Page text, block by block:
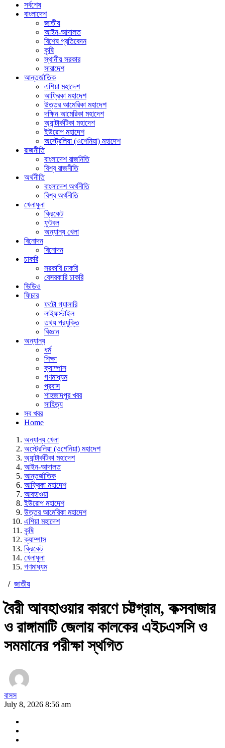
সর্বশেষ
বাংলাদেশ
জাতীয়
আইন-আদালত
বিশেষ প্রতিবেদন
কৃষি
স্থানীয় সরকার
সারাদেশ
আন্তর্জাতিক
এশিয়া মহাদেশ
আফ্রিকা মহাদেশ
উত্তর আমেরিকা মহাদেশ
দক্ষিন আমেরিকা মহাদেশ
অ্যান্টার্কটিকা মহাদেশ
ইউরোপ মহাদেশ
অস্ট্রেলিয়া (ওশেনিয়া) মহাদেশ
রাজনীতি
বাংলাদেশ রাজনিতি
বিশ্ব রাজনীতি
অর্থনীতি
বাংলাদেশ অর্থনীতি
বিশ্ব অর্থনীতি
খেলাধুলা
ক্রিকেট
ফুটবল
অন্যান্য খেলা
বিনোদন
বিনোদন
চাকরি
সরকারি চাকরি
বেসরকারি চাকরি
ভিডিও
ফিচার
ফটো গ্যালারি
লাইফস্টাইল
তথ্য প্রযুক্তি
বিজ্ঞান
অন্যান্য
ধর্ম
শিক্ষা
ক্যাম্পাস
গণমাধ্যম
প্রবাস
শাহজাদপুর খবর
সাহিত্য
সব খবর
Home
অন্যান্য খেলা
অস্ট্রেলিয়া (ওশেনিয়া) মহাদেশ
অ্যান্টার্কটিকা মহাদেশ
আইন-আদালত
আন্তর্জাতিক
আফ্রিকা মহাদেশ
আবহাওয়া
ইউরোপ মহাদেশ
উত্তর আমেরিকা মহাদেশ
এশিয়া মহাদেশ
কৃষি
ক্যাম্পাস
ক্রিকেট
খেলাধুলা
গণমাধ্যম
/ জাতীয়
বৈরী আবহাওয়ার কারণে চট্টগ্রাম, কক্সবাজার
ও রাঙ্গামাটি জেলায় কালকের এইচএসসি ও
সমমানের পরীক্ষা স্থগিত
বাসস
July 8, 2026 8:56 am